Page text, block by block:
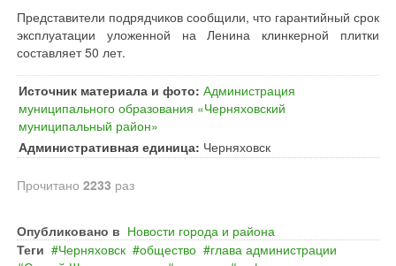
Представители подрядчиков сообщили, что гарантийный срок
эксплуатации уложенной на Ленина клинкерной плитки
составляет 50 лет.
Источник материала и фото: Администрация
муниципального образования «Черняховский
муниципальный район»
Административная единица: Черняховск
Прочитано 2233 раз
Опубликовано в Новости города и района
Теги
Черняховск общество
глава администрации